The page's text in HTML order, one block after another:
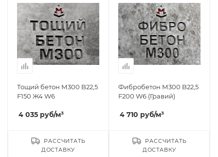
Тощий бетон М300 B22,5
F150 Ж4 W6
4 035 руб/м³
РАССЧИТАТЬ
ДОСТАВКУ
Фибробетон М300 B22,5
F200 W6 (Гравий)
4 710 руб/м³
РАССЧИТАТЬ
ДОСТАВКУ